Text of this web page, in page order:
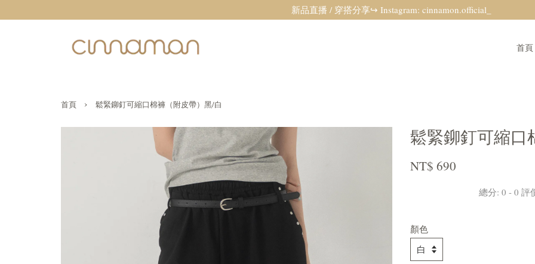
新品直播 / 穿搭分享↪ Instagram: cinnamon.official_
首頁
首頁 › 鬆緊鉚釘可縮口棉褲（附皮帶）黑/白
鬆緊鉚釘可縮口
NT$ 690
總分: 0 - 0 評
顏色